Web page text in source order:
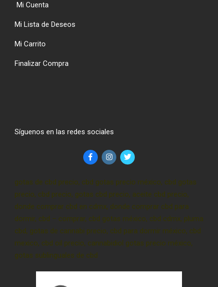
Mi Cuenta
Mi Lista de Deseos
Mi Carrito
Finalizar Compra
Síguenos en las redes sociales
gotas de cbd precio, cbd gotas precio méxico, cbd gotas
precio, cbd precio, gotas cbd precio, aceite cbd precio,
donde comprar cbd en cdmx, donde comprar cbd para
dormir, cbd – comprar, cbd gotas méxico, cbd cdmx, pluma
cbd, gotas de cannabi precio, cbd para dormir méxico, cbd
mexico, cbd oil precio, cannabidiol gotas precio méxico,
gotas sublinguales de cbd